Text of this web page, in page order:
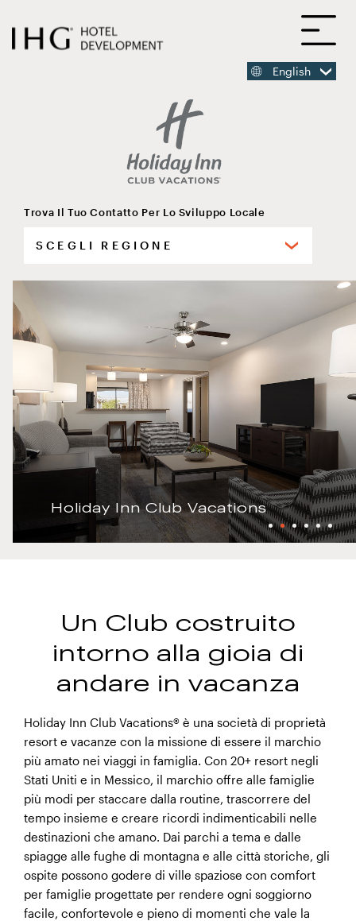
AL
CONTENUTO
English
Trova Il Tuo Contatto Per Lo Sviluppo Locale
Holiday Inn Club Vacations
Holiday Inn Club Vacations
Holiday Inn Club Vacations
Un Club costruito
intorno alla gioia di
andare in vacanza
Holiday Inn Club Vacations® è una società di proprietà
resort e vacanze con la missione di essere il marchio
più amato nei viaggi in famiglia. Con 20+ resort negli
Stati Uniti e in Messico, il marchio offre alle famiglie
più modi per staccare dalla routine, trascorrere del
tempo insieme e creare ricordi indimenticabili nelle
destinazioni che amano. Dai parchi a tema e dalle
spiagge alle fughe di montagna e alle città storiche, gli
ospite possono godere di ville spaziose con comfort
per famiglie progettate per rendere ogni soggiorno
facile, confortevole e pieno di momenti che vale la